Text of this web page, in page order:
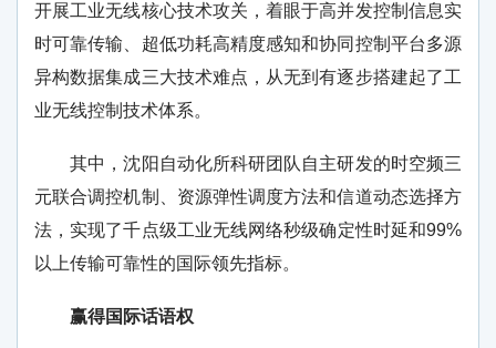
开展工业无线核心技术攻关，着眼于高并发控制信息实
时可靠传输、超低功耗高精度感知和协同控制平台多源
异构数据集成三大技术难点，从无到有逐步搭建起了工
业无线控制技术体系。
其中，沈阳自动化所科研团队自主研发的时空频三
元联合调控机制、资源弹性调度方法和信道动态选择方
法，实现了千点级工业无线网络秒级确定性时延和99%
以上传输可靠性的国际领先指标。
赢得国际话语权